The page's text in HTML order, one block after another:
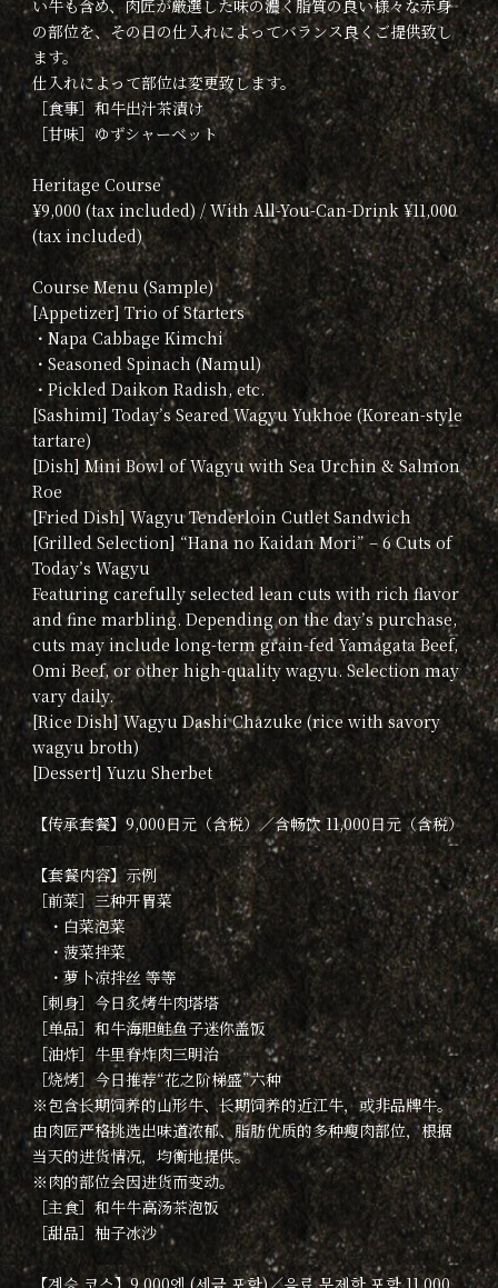
い牛も含め、肉匠が厳選した味の濃く脂質の良い様々な赤身
の部位を、その日の仕入れによってバランス良くご提供致し
ます。
仕入れによって部位は変更致します。
［食事］和牛出汁茶漬け
［甘味］ゆずシャーベット
Heritage Course
¥9,000 (tax included) / With All-You-Can-Drink ¥11,000
(tax included)
Course Menu (Sample)
[Appetizer] Trio of Starters
・Napa Cabbage Kimchi
・Seasoned Spinach (Namul)
・Pickled Daikon Radish, etc.
[Sashimi] Today’s Seared Wagyu Yukhoe (Korean-style
tartare)
[Dish] Mini Bowl of Wagyu with Sea Urchin & Salmon
Roe
[Fried Dish] Wagyu Tenderloin Cutlet Sandwich
[Grilled Selection] “Hana no Kaidan Mori” – 6 Cuts of
Today’s Wagyu
Featuring carefully selected lean cuts with rich flavor
and fine marbling. Depending on the day’s purchase,
cuts may include long-term grain-fed Yamagata Beef,
Omi Beef, or other high-quality wagyu. Selection may
vary daily.
[Rice Dish] Wagyu Dashi Chazuke (rice with savory
wagyu broth)
[Dessert] Yuzu Sherbet
【传承套餐】9,000日元（含税）／含畅饮 11,000日元（含税）
【套餐内容】示例
［前菜］三种开胃菜
・白菜泡菜
・菠菜拌菜
・萝卜凉拌丝 等等
［刺身］今日炙烤牛肉塔塔
［单品］和牛海胆鲑鱼子迷你盖饭
［油炸］牛里脊炸肉三明治
［烧烤］今日推荐“花之阶梯盛”六种
※包含长期饲养的山形牛、长期饲养的近江牛，或非品牌牛。
由肉匠严格挑选出味道浓郁、脂肪优质的多种瘦肉部位，根据
当天的进货情况，均衡地提供。
※肉的部位会因进货而变动。
［主食］和牛牛高汤茶泡饭
［甜品］柚子冰沙
【계승 코스】9,000엔 (세금 포함)／음료 무제한 포함 11,000